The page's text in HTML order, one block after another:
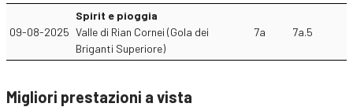
09-08-2025
Spirit e pioggia
Valle di Rian Cornei (Gola dei
Briganti Superiore)
7a 7a.5
Migliori prestazioni a vista